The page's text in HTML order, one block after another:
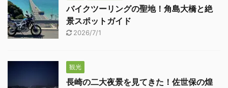
バイクツーリングの聖地！角島大橋と絶
景スポットガイド
2026/7/1
観光
長崎の二大夜景を見てきた！佐世保の煌